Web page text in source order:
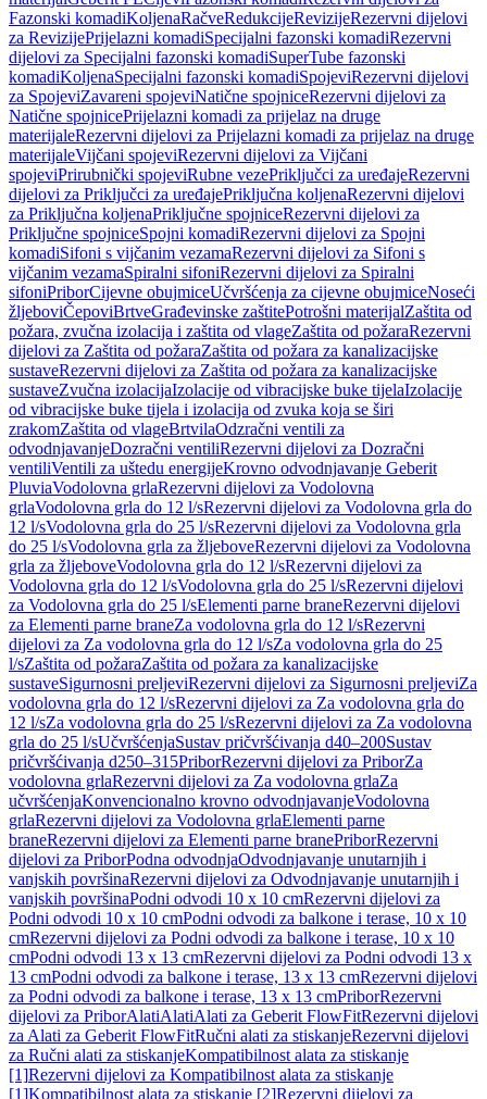
Fazonski komadiKoljenaRačveRedukcijeRevizijeRezervni dijelovi
za RevizijePrijelazni komadiSpecijalni fazonski komadiRezervni
dijelovi za Specijalni fazonski komadiSuperTube fazonski
komadiKoljenaSpecijalni fazonski komadiSpojeviRezervni dijelovi
za SpojeviZavareni spojeviNatične spojniceRezervni dijelovi za
Natične spojnicePrijelazni komadi za prijelaz na druge
materijaleRezervni dijelovi za Prijelazni komadi za prijelaz na druge
materijaleVijčani spojeviRezervni dijelovi za Vijčani
spojeviPrirubnički spojeviRubne vezePriključci za uređajeRezervni
dijelovi za Priključci za uređajePriključna koljenaRezervni dijelovi
za Priključna koljenaPriključne spojniceRezervni dijelovi za
Priključne spojniceSpojni komadiRezervni dijelovi za Spojni
komadiSifoni s vijčanim vezamaRezervni dijelovi za Sifoni s
vijčanim vezamaSpiralni sifoniRezervni dijelovi za Spiralni
sifoniPriborCijevne obujmiceUčvršćenja za cijevne obujmiceNoseći
žljeboviČepoviBrtveGrađevinske zaštitePotrošni materijalZaštita od
požara, zvučna izolacija i zaštita od vlageZaštita od požaraRezervni
dijelovi za Zaštita od požaraZaštita od požara za kanalizacijske
sustaveRezervni dijelovi za Zaštita od požara za kanalizacijske
sustaveZvučna izolacijaIzolacije od vibracijske buke tijelaIzolacije
od vibracijske buke tijela i izolacija od zvuka koja se širi
zrakomZaštita od vlageBrtvilaOdzračni ventili za
odvodnjavanjeDozračni ventiliRezervni dijelovi za Dozračni
ventiliVentili za uštedu energijeKrovno odvodnjavanje Geberit
PluviaVodolovna grlaRezervni dijelovi za Vodolovna
grlaVodolovna grla do 12 l/sRezervni dijelovi za Vodolovna grla do
12 l/sVodolovna grla do 25 l/sRezervni dijelovi za Vodolovna grla
do 25 l/sVodolovna grla za žljeboveRezervni dijelovi za Vodolovna
grla za žljeboveVodolovna grla do 12 l/sRezervni dijelovi za
Vodolovna grla do 12 l/sVodolovna grla do 25 l/sRezervni dijelovi
za Vodolovna grla do 25 l/sElementi parne braneRezervni dijelovi
za Elementi parne braneZa vodolovna grla do 12 l/sRezervni
dijelovi za Za vodolovna grla do 12 l/sZa vodolovna grla do 25
l/sZaštita od požaraZaštita od požara za kanalizacijske
sustaveSigurnosni preljeviRezervni dijelovi za Sigurnosni preljeviZa
vodolovna grla do 12 l/sRezervni dijelovi za Za vodolovna grla do
12 l/sZa vodolovna grla do 25 l/sRezervni dijelovi za Za vodolovna
grla do 25 l/sUčvršćenjaSustav pričvršćivanja d40–200Sustav
pričvršćivanja d250–315PriborRezervni dijelovi za PriborZa
vodolovna grlaRezervni dijelovi za Za vodolovna grlaZa
učvršćenjaKonvencionalno krovno odvodnjavanjeVodolovna
grlaRezervni dijelovi za Vodolovna grlaElementi parne
braneRezervni dijelovi za Elementi parne branePriborRezervni
dijelovi za PriborPodna odvodnjaOdvodnjavanje unutarnjih i
vanjskih površinaRezervni dijelovi za Odvodnjavanje unutarnjih i
vanjskih površinaPodni odvodi 10 x 10 cmRezervni dijelovi za
Podni odvodi 10 x 10 cmPodni odvodi za balkone i terase, 10 x 10
cmRezervni dijelovi za Podni odvodi za balkone i terase, 10 x 10
cmPodni odvodi 13 x 13 cmRezervni dijelovi za Podni odvodi 13 x
13 cmPodni odvodi za balkone i terase, 13 x 13 cmRezervni dijelovi
za Podni odvodi za balkone i terase, 13 x 13 cmPriborRezervni
dijelovi za PriborAlatiAlatiAlati za Geberit FlowFitRezervni dijelovi
za Alati za Geberit FlowFitRučni alati za stiskanjeRezervni dijelovi
za Ručni alati za stiskanjeKompatibilnost alata za stiskanje
[1]Rezervni dijelovi za Kompatibilnost alata za stiskanje
[1]Kompatibilnost alata za stiskanje [2]Rezervni dijelovi za